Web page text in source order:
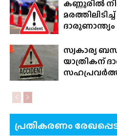
കണ്ണൂരിൽ
ദാരുണാന്ത്യം
സ്വകാര്യ
യാത്രികന്
പ്രതികരണം